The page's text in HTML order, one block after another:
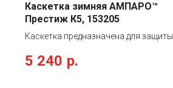
Каскетка зимняя АМПАРО™
Престиж К5, 153205
Каскетка предназначена для защиты
твердые и неподвижные предметы.
5 240 р.